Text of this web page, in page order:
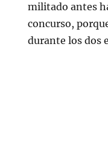
militado antes
concurso,
durante los dos